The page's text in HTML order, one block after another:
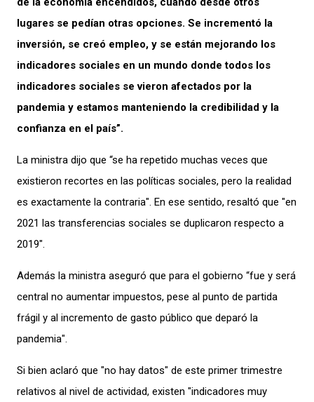
lugares se pedían otras opciones. Se incrementó la
inversión, se creó empleo, y se están mejorando los
indicadores sociales en un mundo donde todos los
indicadores sociales se vieron afectados por la
pandemia y estamos manteniendo la credibilidad y la
confianza en el país”.
La ministra dijo que “se ha repetido muchas veces que
existieron recortes en las políticas sociales, pero la realidad
es exactamente la contraria". En ese sentido, resaltó que "en
2021 las transferencias sociales se duplicaron respecto a
2019″.
Además la ministra aseguró que para el gobierno “fue y será
central no aumentar impuestos, pese al punto de partida
frágil y al incremento de gasto público que deparó la
pandemia".
Si bien aclaró que "no hay datos" de este primer trimestre
relativos al nivel de actividad, existen "indicadores muy